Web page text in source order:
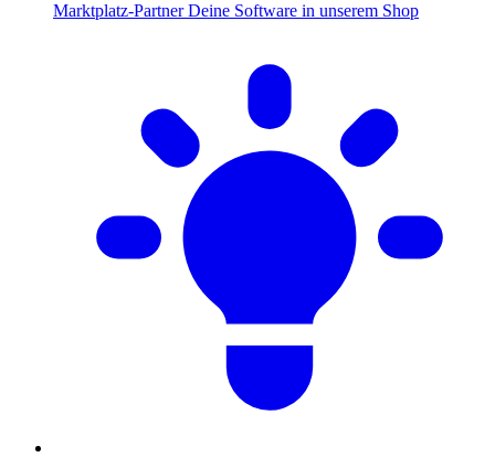
Marktplatz-Partner Deine Software in unserem Shop